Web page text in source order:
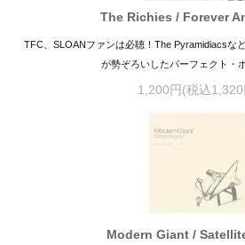
The Richies / Forever
TFC、SLOANファンは必聴！The Pyramidiacsな
が勢ぞろいしたパーフェクト・
1,200円(税込1,320
Modern Giant /